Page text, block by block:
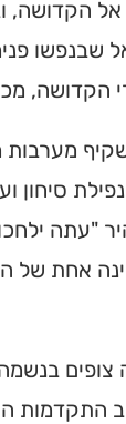
הקדושה,
שבנפשו
הקדושה,
סיחון
"עתה
אחת של
צופים
התקדמות